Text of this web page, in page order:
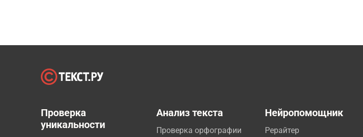
Проверка
уникальности
Анализ текста
Проверка орфографии
Нейропомощник
Рерайтер